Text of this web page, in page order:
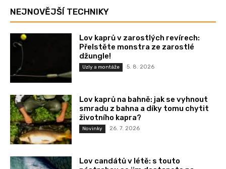
NEJNOVĚJŠÍ TECHNIKY
Lov kaprů v zarostlých revírech:
Přelstěte monstra ze zarostlé
džungle!
Uzly a montáže 5. 8. 2026
Lov kaprů na bahně: jak se vyhnout
smradu z bahna a díky tomu chytit
životního kapra?
Novinky 26. 7. 2026
Lov candátů v létě: s touto